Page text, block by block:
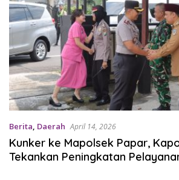
Berita, Daerah April 14, 2026
Kunker ke Mapolsek Papar,
Tekankan Peningkatan